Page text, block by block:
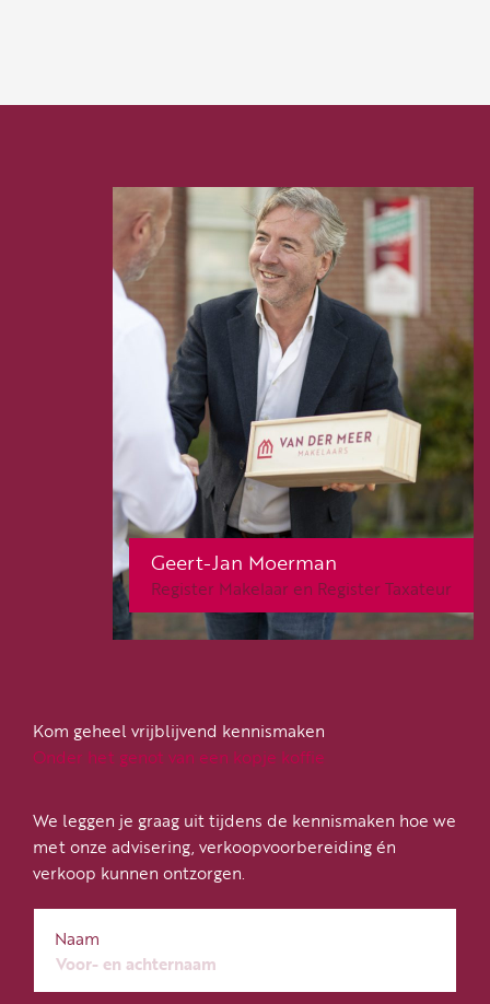
Geert-Jan Moerman
Register Makelaar en Register Taxateur
Kom geheel vrijblijvend kennismaken
Onder het genot van een kopje koffie
We leggen je graag uit tijdens de kennismaken hoe we
met onze advisering, verkoopvoorbereiding én
verkoop kunnen ontzorgen.
Naam